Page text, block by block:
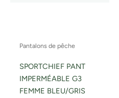
Pantalons de pêche
SPORTCHIEF PANT
IMPERMÉABLE G3
FEMME BLEU/GRIS